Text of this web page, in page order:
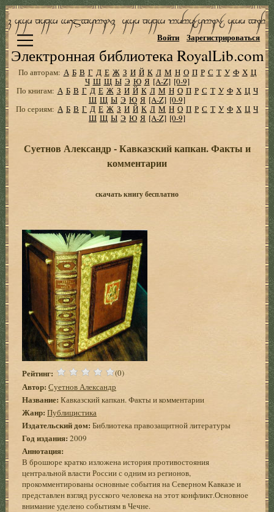
Электронная библиотека RoyalLib.com
Войти Зарегистрироваться
По авторам: А Б В Г Д Е Ж З И Й К Л М Н О П Р С Т У Ф Х Ц
Ч Ш Щ Ы Э Ю Я [A-Z] [0-9]
По книгам: А Б В Г Д Е Ж З И Й К Л М Н О П Р С Т У Ф Х Ц Ч
Ш Щ Ы Э Ю Я [A-Z] [0-9]
По сериям: А Б В Г Д Е Ж З И Й К Л М Н О П Р С Т У Ф Х Ц Ч
Ш Щ Ы Э Ю Я [A-Z] [0-9]
Суетнов Александр - Кавказский капкан. Факты и
комментарии
скачать книгу бесплатно
Рейтинг: (0)
Автор: Суетнов Александр
Название: Кавказский капкан. Факты и комментарии
Жанр: Публицистика
Издательский дом: Библиотека правозащитной литературы
Год издания:2009
Аннотация:
В брошюре кратко изложена история противостояния
центральной власти России с одним из регионов,
прокомментированы основные события на Северном Кавказе и
представлен взгляд русского человека на этот конфликт.Основное
внимание уделено событиям в Чечне.